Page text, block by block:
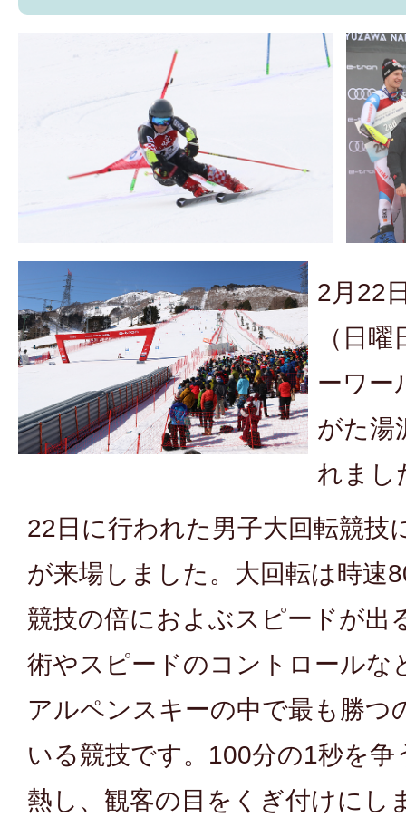
2月22
（日
ーワー
がた湯
れまし
22日に行われた男子大回転競技
が来場しました。大回転は時速
競技の倍におよぶスピードが出
術やスピードのコントロールな
アルペンスキーの中で最も勝つ
いる競技です。100分の1秒を
熱し、観客の目をくぎ付けにし